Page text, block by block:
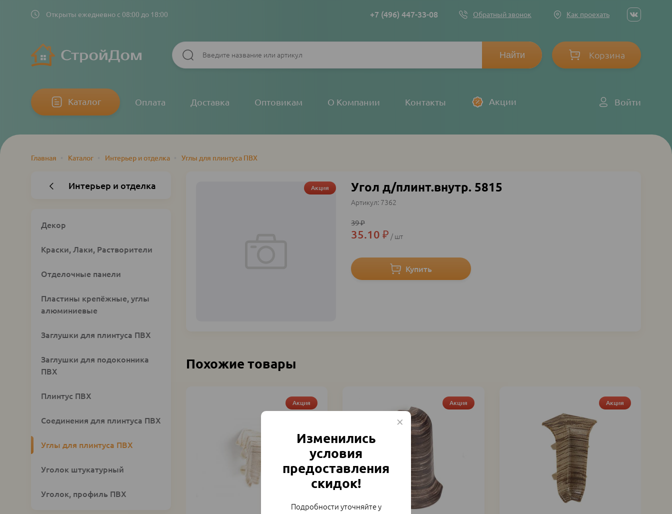
Открыты ежедневно с 08:00 до 18:00 +7 (496) 447-33-08 Обратный звонок Как проехать
Social
links
Корзина
Основная
навигация
Каталог Оплата Доставка Оптовикам О Компании Контакты Акции
LogВойти
Строка
Главная Каталог Интерьер и отделка Углы для плинтуса ПВХ
Интерьер и отделка
Custom
block
Декор
Краски, Лаки, Растворители
Отделочные панели
Пластины крепёжные, углы
алюминиевые
Заглушки для плинтуса ПВХ
Заглушки для подоконника
ПВХ
Плинтус ПВХ
Соединения для плинтуса ПВХ
Углы для плинтуса ПВХ
Уголок штукатурный
Уголок, профиль ПВХ
Акция Угол д/плинт.внутр. 5815
7362
39₽
35.10 ₽ шт
Похожие товары
Акция Акция Акция
Изменились
условия
предоставления
скидок!
Подробности уточняйте у